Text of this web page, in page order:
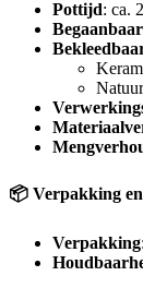
Pottijd: ca.
Begaanbaar
📦 Verpakking
Verpakking